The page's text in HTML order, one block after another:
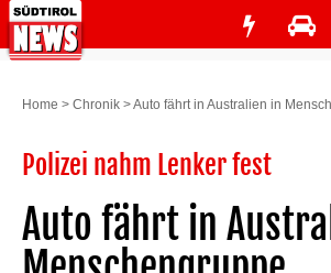
Home > Chronik >Auto fährt in Australien in
Polizei nahm Lenker fest
Auto fährt in